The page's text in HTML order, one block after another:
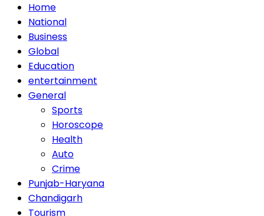
Home
National
Business
Global
Education
entertainment
General
Sports
Horoscope
Health
Auto
Crime
Punjab-Haryana
Chandigarh
Tourism